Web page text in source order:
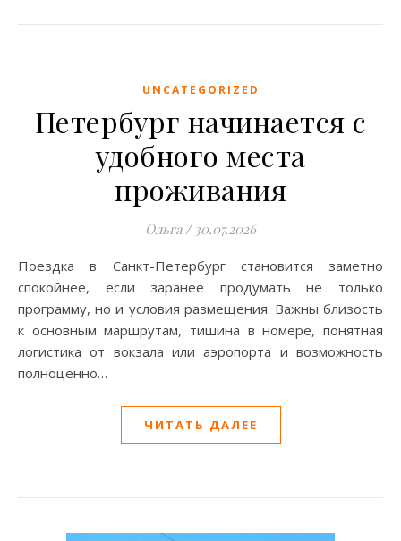
UNCATEGORIZED
Петербург начинается с
удобного места
проживания
Ольга / 30.07.2026
Поездка в Санкт-Петербург становится заметно
спокойнее, если заранее продумать не только
программу, но и условия размещения. Важны близость
к основным маршрутам, тишина в номере, понятная
логистика от вокзала или аэропорта и возможность
полноценно…
ЧИТАТЬ ДАЛЕЕ